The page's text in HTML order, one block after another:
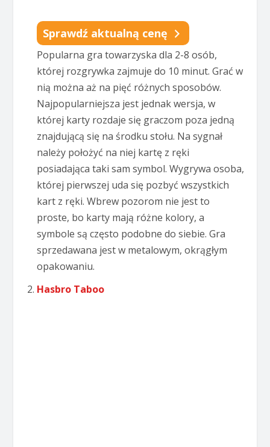
Sprawdź aktualną cenę
Popularna gra towarzyska dla 2-8 osób,
której rozgrywka zajmuje do 10 minut. Grać w
nią można aż na pięć różnych sposobów.
Najpopularniejsza jest jednak wersja, w
której karty rozdaje się graczom poza jedną
znajdującą się na środku stołu. Na sygnał
należy położyć na niej kartę z ręki
posiadająca taki sam symbol. Wygrywa osoba,
której pierwszej uda się pozbyć wszystkich
kart z ręki. Wbrew pozorom nie jest to
proste, bo karty mają różne kolory, a
symbole są często podobne do siebie. Gra
sprzedawana jest w metalowym, okrągłym
opakowaniu.
Hasbro Taboo